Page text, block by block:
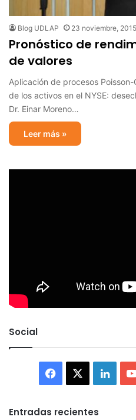
Blog UDLAP 23 noviembre, 2015
Pronóstico de
de valores
Aplicación de procesos
de los activos en el NYSE:
Dr. Einar Moreno…
Leer más »
Social
Facebook
Entradas recientes